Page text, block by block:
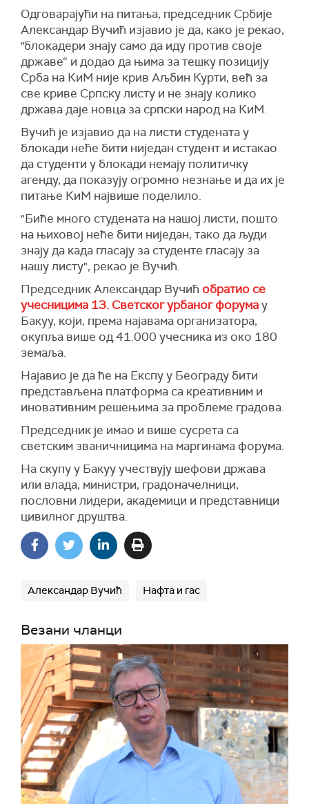
Одговарајући на питања, председник Србије
Александар Вучић изјавио је да, како је рекао,
"блокадери знају само да иду против своје
државе“ и додао да њима за тешку позицију
Срба на КиМ није крив Аљбин Курти, већ за
све криве Српску листу и не знају колико
држава даје новца за српски народ на КиМ.
Вучић је изјавио да на листи студената у
блокади неће бити ниједан студент и истакао
да студенти у блокади немају политичку
агенду, да показују огромно незнање и да их је
питање КиМ највише поделило.
"Биће много студената на нашој листи, пошто
на њиховој неће бити ниједан, тако да људи
знају да када гласају за студенте гласају за
нашу листу", рекао је Вучић.
Председник Александар Вучић обратио се
учесницима 13. Светског урбаног форумау
Бакуу, који, према најавама организатора,
окупља више од 41.000 учесника из око 180
земаља.
Најавио је да ће на Експу у Београду бити
представљена платформа са креативним и
иновативним решењима за проблеме градова.
Председник је имао и више сусрета са
светским званичницима на маргинама форума.
На скупу у Бакуу учествују шефови држава
или влада, министри, градоначелници,
пословни лидери, академици и представници
цивилног друштва.
Александар Вучић Нафта и гас
Везани чланци